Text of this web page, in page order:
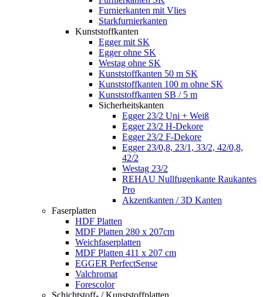
Furnierkanten mit Vlies
Starkfurnierkanten
Kunststoffkanten
Egger mit SK
Egger ohne SK
Westag ohne SK
Kunststoffkanten 50 m SK
Kunststoffkanten 100 m ohne SK
Kunststoffkanten SB / 5 m
Sicherheitskanten
Egger 23/2 Uni + Weiß
Egger 23/2 H-Dekore
Egger 23/2 F-Dekore
Egger 23/0,8, 23/1, 33/2, 42/0,8,
42/2
Westag 23/2
REHAU Nullfugenkante Raukantes
Pro
Akzentkanten / 3D Kanten
Faserplatten
HDF Platten
MDF Platten 280 x 207cm
Weichfaserplatten
MDF Platten 411 x 207 cm
EGGER PerfectSense
Valchromat
Forescolor